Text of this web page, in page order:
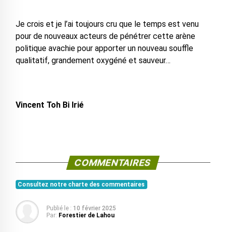
Je crois et je l’ai toujours cru que le temps est venu
pour de nouveaux acteurs de pénétrer cette arène
politique avachie pour apporter un nouveau souffle
qualitatif, grandement oxygéné et sauveur…
Vincent Toh Bi Irié
COMMENTAIRES
Consultez notre charte des commentaires
Publié le : 10 février 2025
Par: Forestier de Lahou